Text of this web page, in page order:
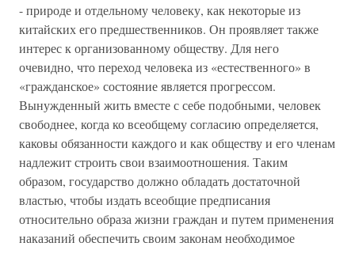
- природе и отдельному человеку, как некоторые из
китайских его предшественников. Он проявляет также
интерес к организованному обществу. Для него
очевидно, что переход человека из «естественного» в
«гражданское» состояние является прогрессом.
Вынужденный жить вместе с себе подобными, человек
свободнее, когда ко всеобщему согласию определяется,
каковы обязанности каждого и как обществу и его членам
надлежит строить свои взаимоотношения. Таким
образом, государство должно обладать достаточной
властью, чтобы издать всеобщие предписания
относительно образа жизни граждан и путем применения
наказаний обеспечить своим законам необходимое